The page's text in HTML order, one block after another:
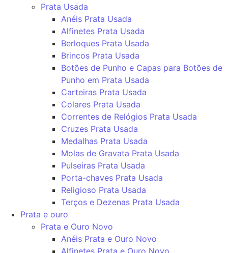
Prata Usada
Anéis Prata Usada
Alfinetes Prata Usada
Berloques Prata Usada
Brincos Prata Usada
Botões de Punho e Capas para Botões de
Punho em Prata Usada
Carteiras Prata Usada
Colares Prata Usada
Correntes de Relógios Prata Usada
Cruzes Prata Usada
Medalhas Prata Usada
Molas de Gravata Prata Usada
Pulseiras Prata Usada
Porta-chaves Prata Usada
Religioso Prata Usada
Terços e Dezenas Prata Usada
Prata e ouro
Prata e Ouro Novo
Anéis Prata e Ouro Novo
Alfinetes Prata e Ouro Novo